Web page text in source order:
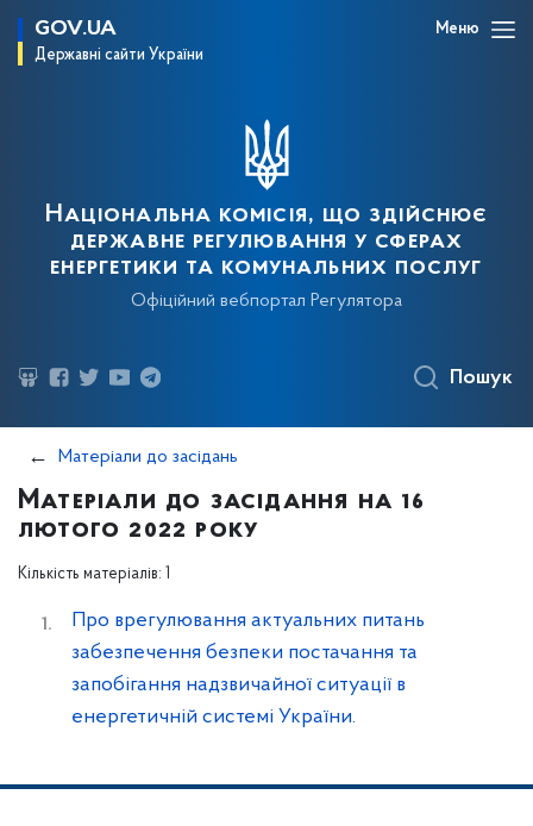
GOV.UA
Державні сайти України
Меню
Національна комісія, що здійснює
державне регулювання у сферах
енергетики та комунальних послуг
Офіційний вебпортал Регулятора
Пошук
Матеріали до засідань
Матеріали до засідання на 16
лютого 2022 року
Кількість матеріалів: 1
Про врегулювання актуальних питань
забезпечення безпеки постачання та
запобігання надзвичайної ситуації в
енергетичній системі України.